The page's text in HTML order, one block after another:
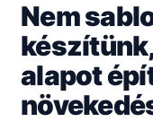
Nem
alapot